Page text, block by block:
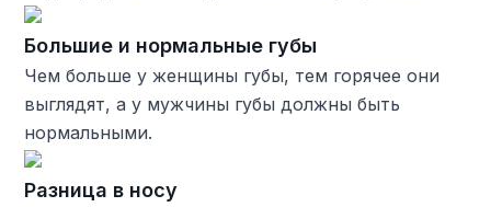
Большие и нормальные губы
Чем больше у женщины губы, тем горячее они
выглядят, а у мужчины губы должны быть
нормальными.
Разница в носу